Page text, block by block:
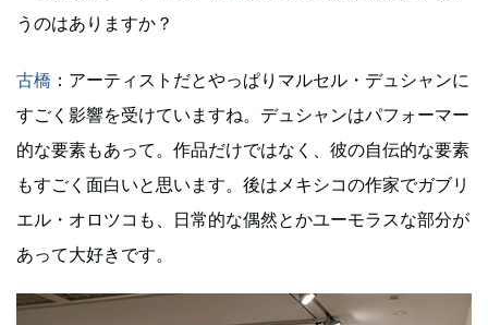
うのはありますか？
古橋 ：アーティストだとやっぱりマルセル・デュシャンに
すごく影響を受けていますね。デュシャンはパフォーマー
的な要素もあって。作品だけではなく、彼の自伝的な要素
もすごく面白いと思います。後はメキシコの作家でガブリ
エル・オロツコも、日常的な偶然とかユーモラスな部分が
あって大好きです。